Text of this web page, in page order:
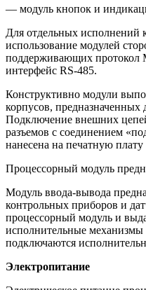
— модуль кнопок и
Для отдельных исполнений
использование модулей
поддерживающих
интерфейс RS-485.
Конструктивно модули
корпусов,
Подключение внешних
разъемов с соединением
нанесена на печатную плату
Процессорный модуль
Модуль ввода-вывода
контрольных приборов и
процессорный модуль и
исполнительные механизмы
подключаются
Электропитание